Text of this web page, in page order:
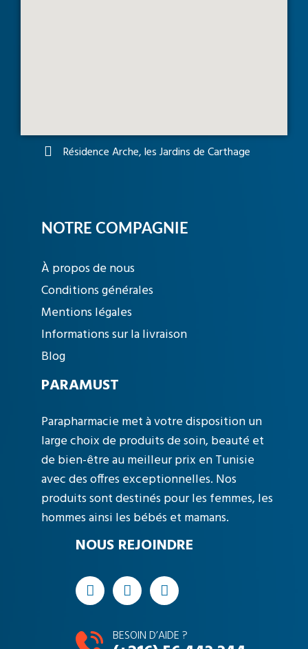
Résidence Arche, les Jardins de Carthage
NOTRE COMPAGNIE
À propos de nous
Conditions générales
Mentions légales
Informations sur la livraison
Blog
PARAMUST
Parapharmacie met à votre disposition un
large choix de produits de soin, beauté et
de bien-être au meilleur prix en Tunisie
avec des offres exceptionnelles. Nos
produits sont destinés pour les femmes, les
hommes ainsi les bébés et mamans.
NOUS REJOINDRE
BESOIN D’AIDE ?